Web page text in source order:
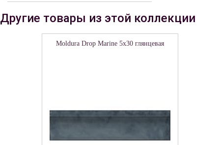
Другие товары из этой коллекции
Moldura Drop Marine 5х30 глянцевая